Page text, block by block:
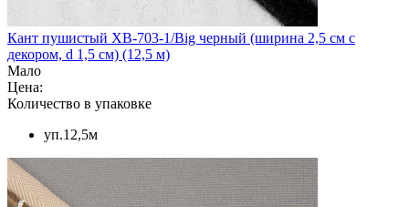
Кант пушистый XB-703-1/Big черный (ширина 2,5 см с
декором, d 1,5 см) (12,5 м)
Мало
Цена:
Количество в упаковке
уп.12,5м